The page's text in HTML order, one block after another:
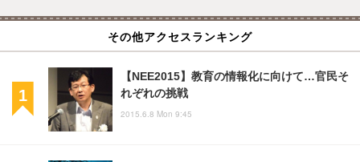
その他アクセスランキング
【NEE2015】教育の情報化に向けて…官民そ
れぞれの挑戦
2015.6.8 Mon 9:45